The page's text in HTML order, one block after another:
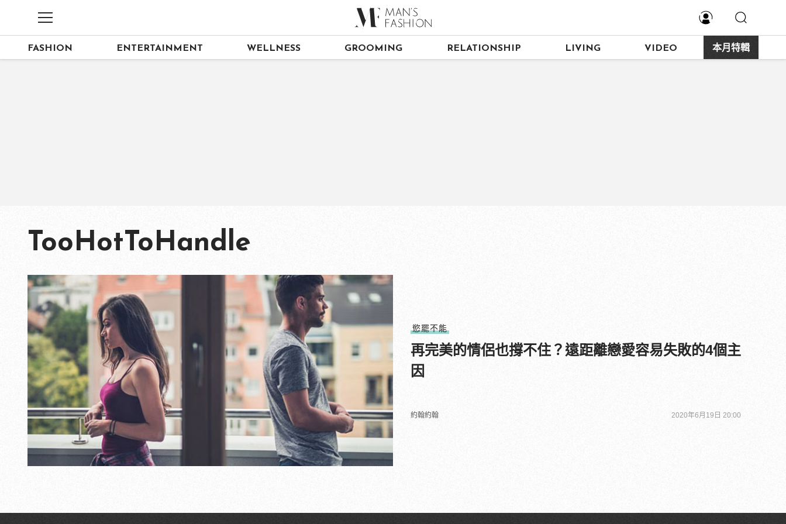
FASHION ENTERTAINMENT WELLNESS GROOMING RELATIONSHIP LIVING VIDEO 本月特輯
TooHotToHandle
慾罷不能
再完美的情侶也撐不住？遠距離戀愛容易失敗的4個主
因
約翰約翰 2020年6月19日 20:00